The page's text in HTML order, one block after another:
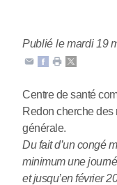
Publié le mardi 19
Centre de santé
Redon cherche
générale.
Du fait d’un congé
minimum une
et jusqu’en février